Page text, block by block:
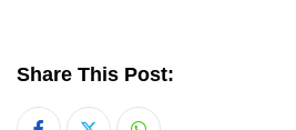
Share This Post: